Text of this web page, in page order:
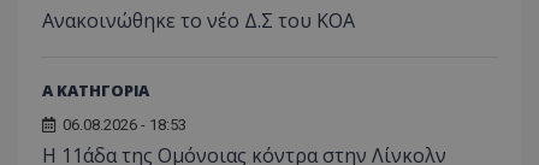
Aνακοινώθηκε το νέο Δ.Σ του ΚΟΑ
Α ΚΑΤΗΓΟΡΙΑ
06.08.2026 - 18:53
Η 11άδα της Ομόνοιας κόντρα στην Λίνκολν